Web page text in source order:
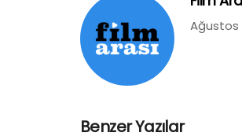
Ağustos
Benzer Yazılar